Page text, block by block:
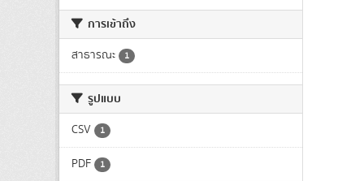
การเข้าถึง
สาธารณะ 1
รูปแบบ
CSV 1
PDF 1